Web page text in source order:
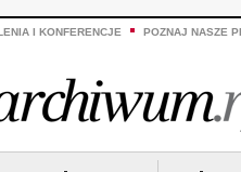
I KONFERENCJE POZNAJ NASZE